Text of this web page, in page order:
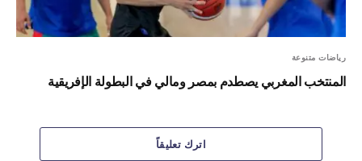
رياضات متنوعة
المنتخب المغربي يصطدم بمصر ومالي في البطولة الإفريقية
اترك تعليقاً